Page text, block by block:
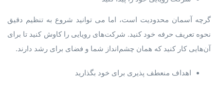
گرچه آسمان محدودیت است، اما می توانید شروع به تنظیم دقیق
نحوه تعریف حرفه خود کنید. شرکت‌های رویایی را کاوش کنید تا برای
آن‌هایی کار کنید که همان چشم‌انداز شما و فضای برای رشد دارند.
اهداف منعطف پذیری برای خود بگذارید